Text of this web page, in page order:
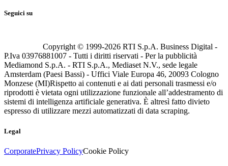
Seguici su
Copyright © 1999-2026 RTI S.p.A. Business Digital -
P.Iva 03976881007 - Tutti i diritti riservati - Per la pubblicità
Mediamond S.p.A. - RTI S.p.A., Mediaset N.V., sede legale
Amsterdam (Paesi Bassi) - Uffici Viale Europa 46, 20093 Cologno
Monzese (MI)Rispetto ai contenuti e ai dati personali trasmessi e/o
riprodotti è vietata ogni utilizzazione funzionale all’addestramento di
sistemi di intelligenza artificiale generativa. È altresì fatto divieto
espresso di utilizzare mezzi automatizzati di data scraping.
Legal
CorporatePrivacy PolicyCookie Policy